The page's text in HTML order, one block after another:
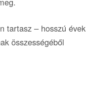
tartasz – hosszú évek
összességéből